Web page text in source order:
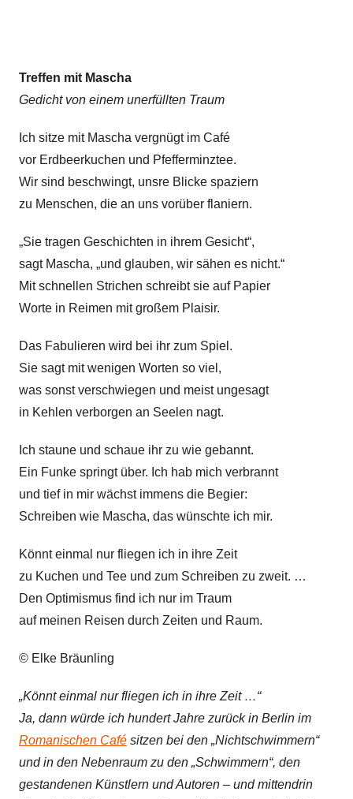
Treffen mit Mascha
Gedicht von einem unerfüllten Traum
Ich sitze mit Mascha vergnügt im Café
vor Erdbeerkuchen und Pfefferminztee.
Wir sind beschwingt, unsre Blicke spaziern
zu Menschen, die an uns vorüber flaniern.
„Sie tragen Geschichten in ihrem Gesicht“,
sagt Mascha, „und glauben, wir sähen es nicht.“
Mit schnellen Strichen schreibt sie auf Papier
Worte in Reimen mit großem Plaisir.
Das Fabulieren wird bei ihr zum Spiel.
Sie sagt mit wenigen Worten so viel,
was sonst verschwiegen und meist ungesagt
in Kehlen verborgen an Seelen nagt.
Ich staune und schaue ihr zu wie gebannt.
Ein Funke springt über. Ich hab mich verbrannt
und tief in mir wächst immens die Begier:
Schreiben wie Mascha, das wünschte ich mir.
Könnt einmal nur fliegen ich in ihre Zeit
zu Kuchen und Tee und zum Schreiben zu zweit. …
Den Optimismus find ich nur im Traum
auf meinen Reisen durch Zeiten und Raum.
© Elke Bräunling
„Könnt einmal nur fliegen ich in ihre Zeit …“
Ja, dann würde ich hundert Jahre zurück in Berlin im
Romanischen Café sitzen bei den „Nichtschwimmern“
und in den Nebenraum zu den „Schwimmern“, den
gestandenen Künstlern und Autoren – und mittendrin